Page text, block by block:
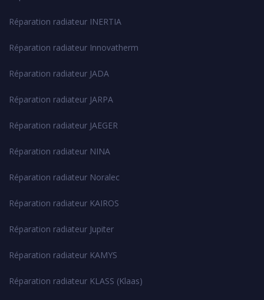
Réparation radiateur INERTIA
Réparation radiateur Innovatherm
Réparation radiateur JADA
Réparation radiateur JARPA
Réparation radiateur JAEGER
Réparation radiateur NINA
Réparation radiateur Noralec
Réparation radiateur KAIROS
Réparation radiateur Jupiter
Réparation radiateur KAMYS
Réparation radiateur KLASS (Klaas)